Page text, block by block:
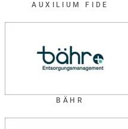
AUXILIUM FIDE
BÄHR